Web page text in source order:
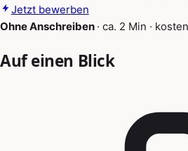
Jetzt bewerben
Ohne Anschreiben · ca. 2 Min ·
Auf einen Blick